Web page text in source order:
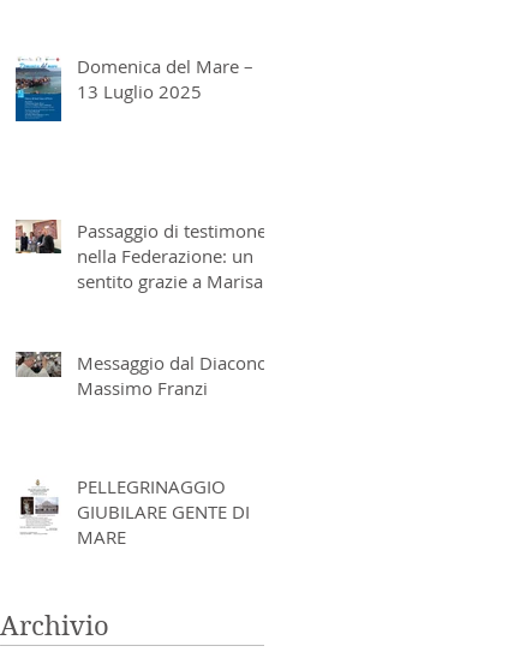
Domenica del Mare –
13 Luglio 2025
Passaggio di testimone
nella Federazione: un
sentito grazie a Marisa
Messaggio dal Diacono
Massimo Franzi
PELLEGRINAGGIO
GIUBILARE GENTE DI
MARE
Archivio